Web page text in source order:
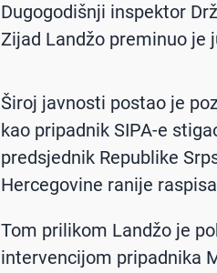
Dugogodišnji inspektor
Zijad Landžo preminuo je
Široj javnosti postao je
kao pripadnik SIPA-e
predsjednik Republike
Hercegovine ranije
Tom prilikom Landžo je
intervencijom pripadnika